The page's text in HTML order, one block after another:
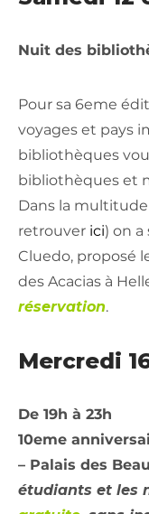
Nuit des
Pour sa 6eme
voyages et pays
bibliothèques
bibliothèques et
Dans la
retrouver ici) on a
Cluedo, proposé
des Acacias à
réservation.
Mercredi
De 19h à 23h
10eme
– Palais des
étudiants et les